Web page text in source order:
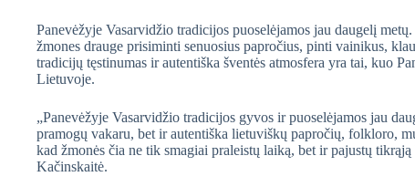
Panevėžyje Vasarvidžio tradicijos puoselėjamos jau daugelį
žmones drauge prisiminti senuosius papročius, pinti vainikus,
tradicijų tęstinumas ir autentiška šventės atmosfera yra tai, kuo
Lietuvoje.
„Panevėžyje Vasarvidžio tradicijos gyvos ir puoselėjamos jau
pramogų vakaru, bet ir autentiška lietuviškų papročių, folkloro,
kad žmonės čia ne tik smagiai praleistų laiką, bet ir pajustų
Kačinskaitė.